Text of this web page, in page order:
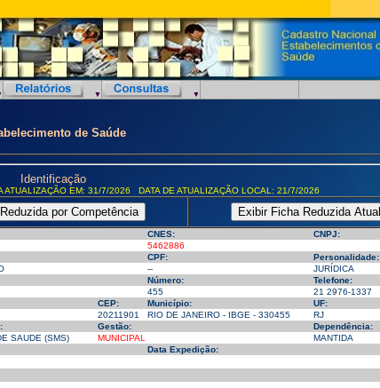
de Saúde
Identificação
ATUALIZAÇÃO EM: 31/7/2026 DATA DE ATUALIZAÇÃO LOCAL: 21/7/2026
CNES:
CNPJ:
5462886
CPF:
Personalidade:
--
JURÍDICA
Número:
Telefone:
455
21 2976-1337
CEP: Município:
UF:
20211901 RIO DE JANEIRO - IBGE - 330455
RJ
Gestão:
Dependência:
SAUDE (SMS) MUNICIPAL
MANTIDA
Data Expedição: